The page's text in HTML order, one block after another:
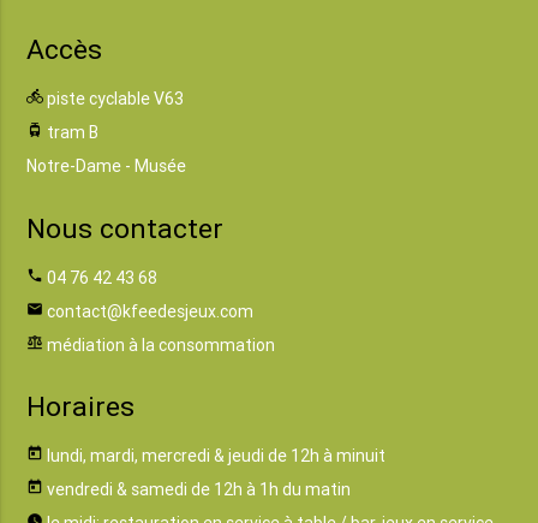
Accès
directions_bike piste cyclable V63
tram tram B
Notre-Dame - Musée
Nous contacter
phone 04 76 42 43 68
email contact@kfeedesjeux.com
balance médiation à la consommation
Horaires
today lundi, mardi, mercredi & jeudi de 12h à minuit
today vendredi & samedi de 12h à 1h du matin